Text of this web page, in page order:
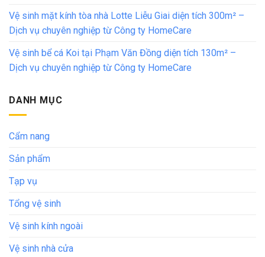
Vệ sinh mặt kính tòa nhà Lotte Liễu Giai diện tích 300m² –
Dịch vụ chuyên nghiệp từ Công ty HomeCare
Vệ sinh bể cá Koi tại Phạm Văn Đồng diện tích 130m² –
Dịch vụ chuyên nghiệp từ Công ty HomeCare
DANH MỤC
Cẩm nang
Sản phẩm
Tạp vụ
Tổng vệ sinh
Vệ sinh kính ngoài
Vệ sinh nhà cửa